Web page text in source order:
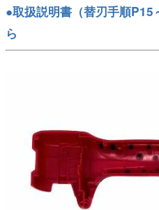
●取扱説明書（替刃手順P15
ら